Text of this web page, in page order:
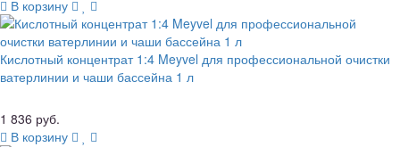
В корзину
Кислотный концентрат 1:4 Meyvel для профессиональной очистки
ватерлинии и чаши бассейна 1 л
1 836 руб.
В корзину